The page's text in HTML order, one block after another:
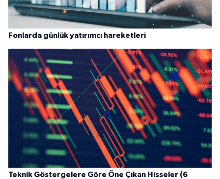
Fonlarda günlük yatırımcı hareketleri
Teknik Göstergelere Göre Öne Çıkan Hisseler (6